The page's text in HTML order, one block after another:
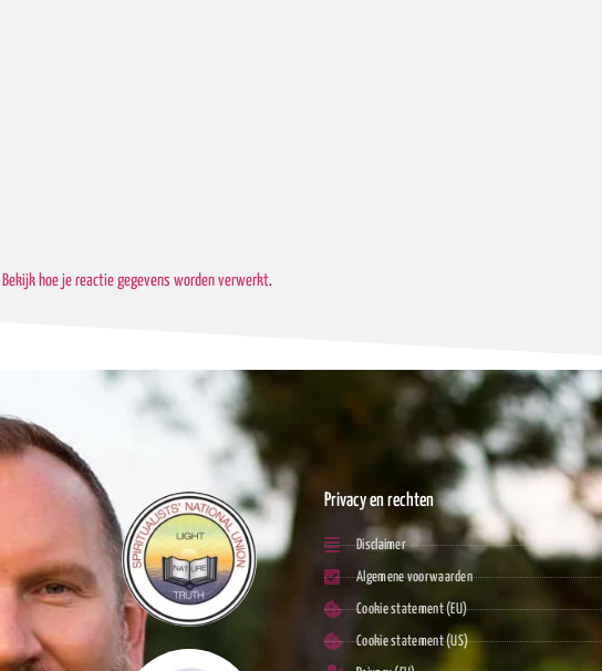
Bekijk hoe je reactie gegevens worden verwerkt.
Privacy en rechten
Disclaimer
Algemene voorwaarden
Cookie statement (EU)
Cookie statement (US)